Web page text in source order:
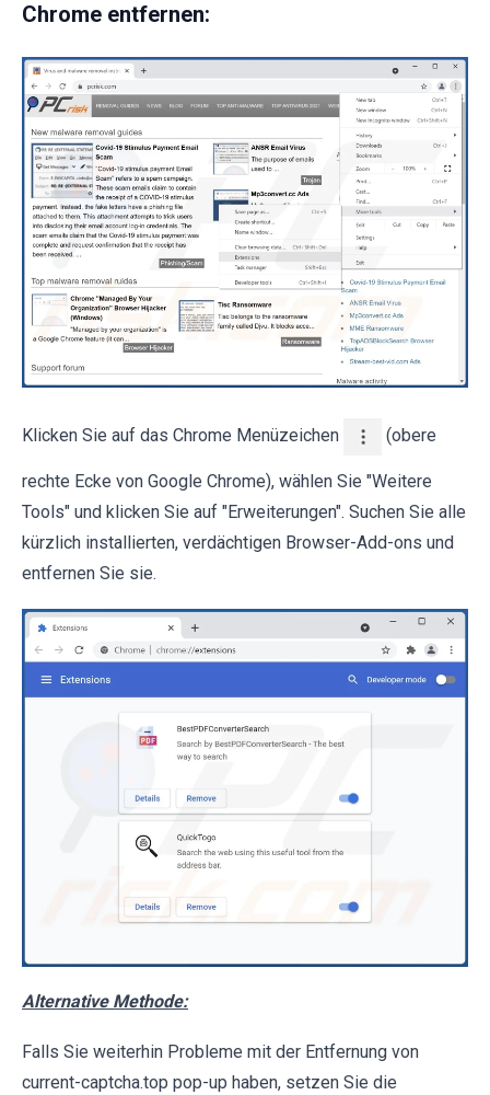
Chrome entfernen:
Klicken Sie auf das Chrome Menüzeichen (obere
rechte Ecke von Google Chrome), wählen Sie "Weitere
Tools" und klicken Sie auf "Erweiterungen". Suchen Sie alle
kürzlich installierten, verdächtigen Browser-Add-ons und
entfernen Sie sie.
Alternative Methode:
Falls Sie weiterhin Probleme mit der Entfernung von
current-captcha.top pop-up haben, setzen Sie die